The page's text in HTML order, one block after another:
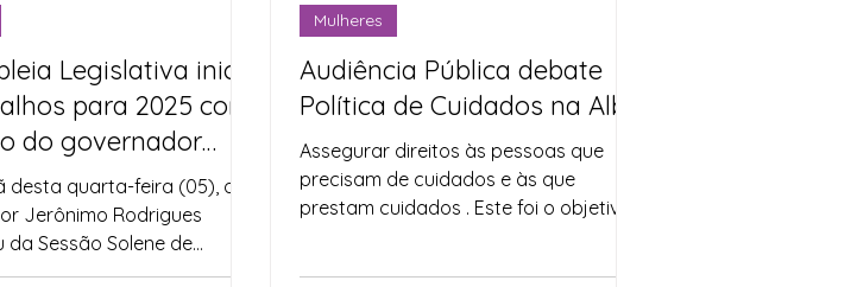
Datas Comemorativas
Legislativa inicia
para 2025 com
do governador
desta quarta-feira (05), o
Jerônimo Rodrigues
da Sessão Solene de
da 3ª Sessão Legislativa
Audiência Pública debate
Política de Cuidados na Alba
Assegurar direitos às pessoas que
precisam de cuidados e às que
prestam cuidados . Este foi o objetivo
Mulheres